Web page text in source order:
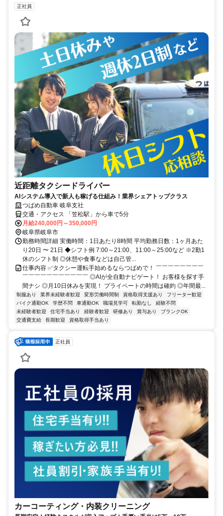
正社員
近距離タクシードライバー
AIシステム導入で新人も稼げる仕組み！業界シェアトップクラス
つばめ自動車 岐阜支社
交通・アクセス 「笠松駅」から車で5分
月給240,000円～350,000円
岐阜県岐阜市
勤務時間詳細 実働時間：1日あたり8時間 平均勤務日数：1ヶ月あた
り20日 〜 21日 ◆シフト例 7:00～21:00、11:00～25:00など ※2勤1
休のシフト制 ◎休憩や食事などは自己管...
仕事内容 ✅タクシー運転手始めるならつばめで！ ￣￣￣￣￣￣￣￣
￣￣￣￣￣￣￣￣￣￣￣ ◎AIが全自動ナビゲート！ お客様を探す手
間ナシ ◎月10日休みを実現！ プライベートの時間は確約 ◎年間最...
制服あり 業界未経験者歓迎 変形労働時間制 資格取得支援あり
フリーター歓迎
バイク通勤OK
学歴不問 車通勤OK 職場見学可 転勤なし
経験不問
未経験者歓迎
住宅手当あり 経験者歓迎 研修あり 賞与あり
ブランクOK
交通費支給
長期歓迎 資格取得手当あり
正社員
カーコーティング・内装クリーニング